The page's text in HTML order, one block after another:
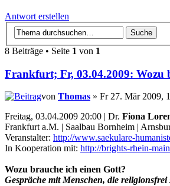
Antwort erstellen
8 Beiträge • Seite 1 von 1
Frankfurt; Fr, 03.04.2009: Wozu
von Thomas » Fr 27. Mär 2009,
Freitag, 03.04.2009 20:00 | Dr. Fiona
Frankfurt a.M. | Saalbau Bornheim |
Veranstalter: http://www.saekulare-
In Kooperation mit: http://brights-rhein-
Wozu brauche ich einen Gott?
Gespräche mit Menschen, die religionsfrei